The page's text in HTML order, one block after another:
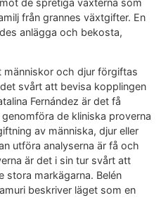
de spretiga växterna som
från grannes växtgifter. En
anlägga och bekosta,
och djur förgiftas
svårt att bevisa kopplingen
Fernández är det få
de kliniska proverna
av människa, djur eller
utföra analyserna är få och
är det i sin tur svårt att
stora markägarna. Belén
beskriver läget som en